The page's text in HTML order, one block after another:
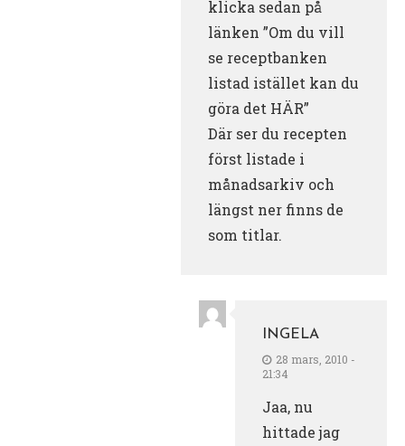
klicka sedan på
länken ”Om du vill
se receptbanken
listad istället kan du
göra det HÄR”
Där ser du recepten
först listade i
månadsarkiv och
längst ner finns de
som titlar.
INGELA
28 mars, 2010 -
21:34
Jaa, nu
hittade jag